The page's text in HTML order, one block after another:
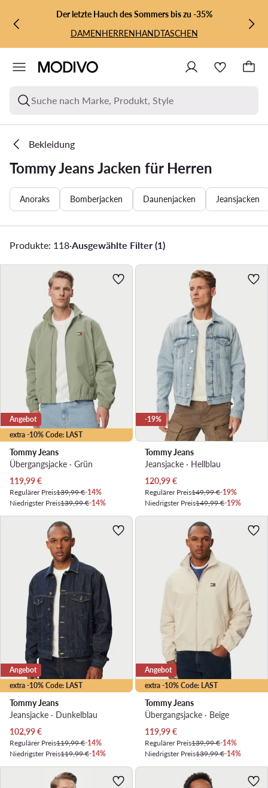
ZUM HAUPTINHALT SPRINGEN
ZUR SUCHEDer letzte Hauch des Sommers bis zu -35%
DAMENHERRENHANDTASCHEN
Suche nach Marke, Produkt, Style
Bekleidung
Tommy Jeans Jacken für Herren
Anoraks Bomberjacken Daunenjacken Jeansjacken
Produkte: 118·Ausgewählte Filter (1)
extra -10% Code: LAST
Angebot
Tommy Jeans
Übergangsjacke · Grün
Aktueller Preis
119,99€
Regulärer Preis139,99 €-14%
Niedrigster Preis139,99 €-14%
-19%
Tommy Jeans
Jeansjacke · Hellblau
Aktueller Preis
120,99€
Regulärer Preis149,99 €-19%
Niedrigster Preis149,99 €-19%
extra -10% Code: LAST
Angebot
Tommy Jeans
Jeansjacke · Dunkelblau
Aktueller Preis
102,99€
Regulärer Preis119,99 €-14%
Niedrigster Preis119,99 €-14%
extra -10% Code: LAST
Angebot
Tommy Jeans
Übergangsjacke · Beige
Aktueller Preis
119,99€
Regulärer Preis139,99 €-14%
Niedrigster Preis139,99 €-14%